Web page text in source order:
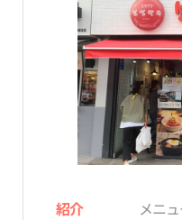
紹介 メニ